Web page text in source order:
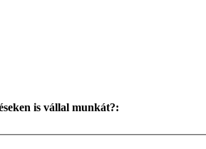
is vállal munkát?: